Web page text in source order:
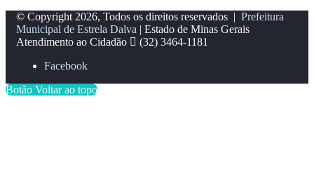
© Copyright 2026, Todos os direitos reservados | Prefeitura
Municipal de Estrela Dalva | Estado de Minas Gerais
Atendimento ao Cidadão
(32) 3464-1181
Facebook
Botão Voltar ao topo